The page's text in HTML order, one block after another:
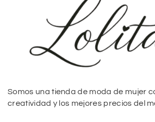
Somos una tienda de moda de mujer
creatividad y los mejores precios del